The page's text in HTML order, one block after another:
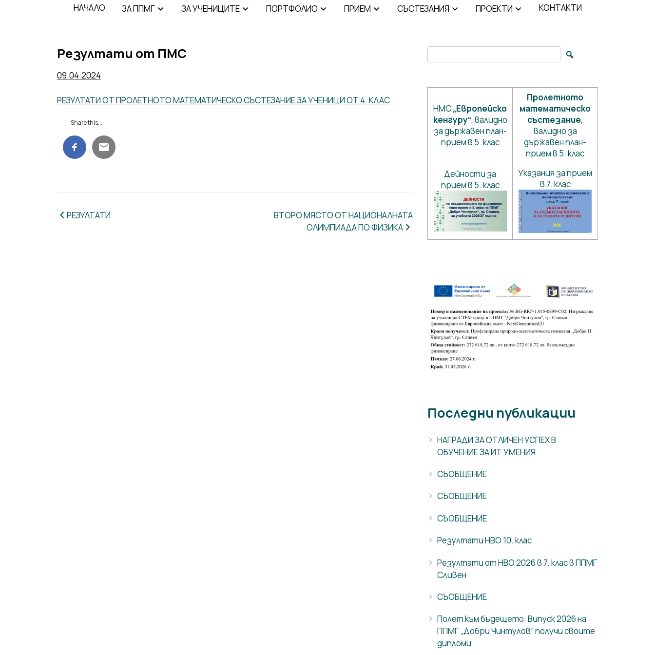
НАЧАЛО ЗA ППМГ ЗА УЧЕНИЦИТЕ ПОРТФОЛИО ПРИЕМ СЪСТЕЗАНИЯ ПРОЕКТИ КОНТАКТИ
Резултати от ПМС
09.04.2024
РЕЗУЛТАТИ ОТ ПРОЛЕТНОТО МАТЕМАТИЧЕСКО СЪСТЕЗАНИЕ ЗА УЧЕНИЦИ ОТ 4. КЛАС
Share this...
Навигация
РЕЗУЛТАТИ
ВТОРО МЯСТО ОТ НАЦИОНАЛНАТА
ОЛИМПИАДА ПО ФИЗИКА
Search for:
НМС„Европейско
кенгуру“, валидно
за държавен план-
прием в 5. клас
Пролетното
математическо
състезание,
валидно за
държавен план-
прием в 5. клас
Дейности за
прием в 5. клас
Указания за прием
в 7. клас
Последни публикации
НАГРАДИ ЗА ОТЛИЧЕН УСПЕХ В
ОБУЧЕНИЕ ЗА ИТ УМЕНИЯ
СЪОБЩЕНИЕ
СЪОБЩЕНИЕ
СЪОБЩЕНИЕ
Резултати НВО 10. клас
Резултати от НВО 2026 в 7. клас в ППМГ
Сливен
СЪОБЩЕНИЕ
Полет към бъдещето: Випуск 2026 на
ППМГ „Добри Чинтулов“ получи своите
дипломи